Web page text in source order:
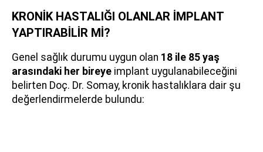
KRONİK HASTALIĞI OLANLAR İMPLANT
YAPTIRABİLİR Mİ?
Genel sağlık durumu uygun olan 18 ile 85 yaş
arasındaki her bireye implant uygulanabileceğini
belirten Doç. Dr. Somay, kronik hastalıklara dair şu
değerlendirmelerde bulundu: